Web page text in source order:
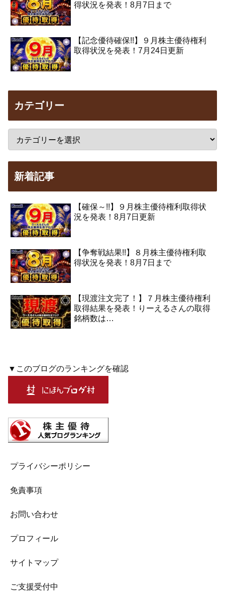
得状況を発表！8月7日まで
【記念優待確保!!】９月株主優待権利
取得状況を発表！7月24日更新
カテゴリー
新着記事
【確保～!!】９月株主優待権利取得状
況を発表！8月7日更新
【争奪戦結果!!】８月株主優待権利取
得状況を発表！8月7日まで
【現渡注文完了！】７月株主優待権利
取得結果を発表！りーえるさんの取得
銘柄数は…
▼このブログのランキングを確認
プライバシーポリシー
免責事項
お問い合わせ
プロフィール
サイトマップ
ご支援受付中